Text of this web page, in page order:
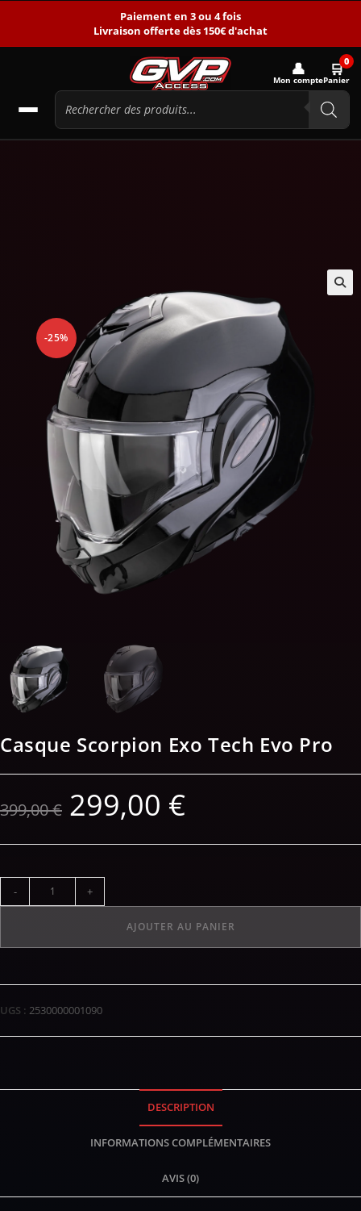
Paiement en 3 ou 4 fois
Livraison offerte dès 150€ d'achat
👤
Mon compte
🛒0
Panier
-25%
Casque Scorpion Exo Tech Evo Pro
399,00€ 299,00 €
- +
AJOUTER AU PANIER
UGS : 2530000001090
DESCRIPTION
INFORMATIONS COMPLÉMENTAIRES
AVIS (0)